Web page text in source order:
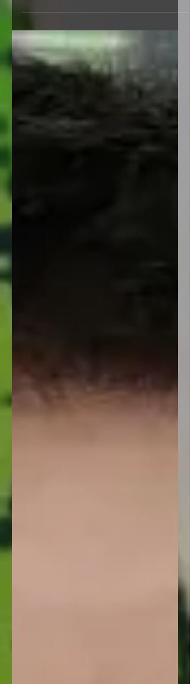
Ανδρέας Πισκοπάκης θα βρίσκεται και φέτος
δίπλα στους ποδοσφαιριστές της ομάδας
μας, προσφέροντας τις πολύτιμες
υπηρεσίες του σε θέματα υγείας και
αποκατάστασης τραυματισμών. Η
οικογένεια της Θύελλας Ραφήνας τον
ευχαριστεί θερμά για την εμπιστοσύνη και τη
συνεχή προσφορά του και του εύ